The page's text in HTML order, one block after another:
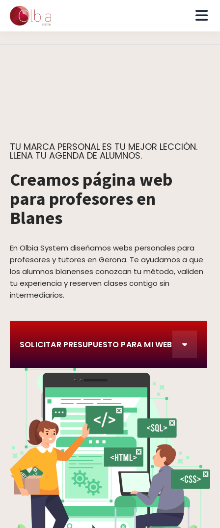
TU MARCA PERSONAL ES TU MEJOR LECCIÓN.
LLENA TU AGENDA DE ALUMNOS.
Creamos página web
para profesores en
Blanes
En Olbia System diseñamos webs personales para
profesores y tutores en Gerona. Te ayudamos a que
los alumnos blanenses conozcan tu método, validen
tu experiencia y reserven clases contigo sin
intermediarios.
SOLICITAR PRESUPUESTO PARA MI WEB